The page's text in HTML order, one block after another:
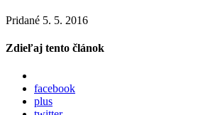
Pridané 5. 5. 2016
Zdieľaj tento článok
facebook
plus